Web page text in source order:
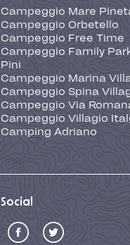
Campeggio Mare
Campeggio Orbetello
Campeggio Free Time
Campeggio Family
Pini
Campeggio Marina
Campeggio Spina
Campeggio Via
Campeggio Villagio
Camping Adriano
Social